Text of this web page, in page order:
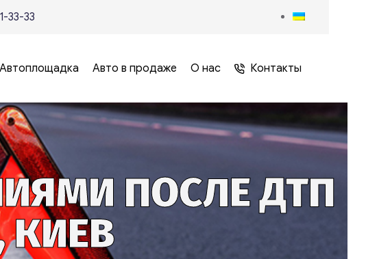
33-33
Автоплощадка Авто в продаже О нас Контакты
ПОСЛЕ ДТП
КИЕВ